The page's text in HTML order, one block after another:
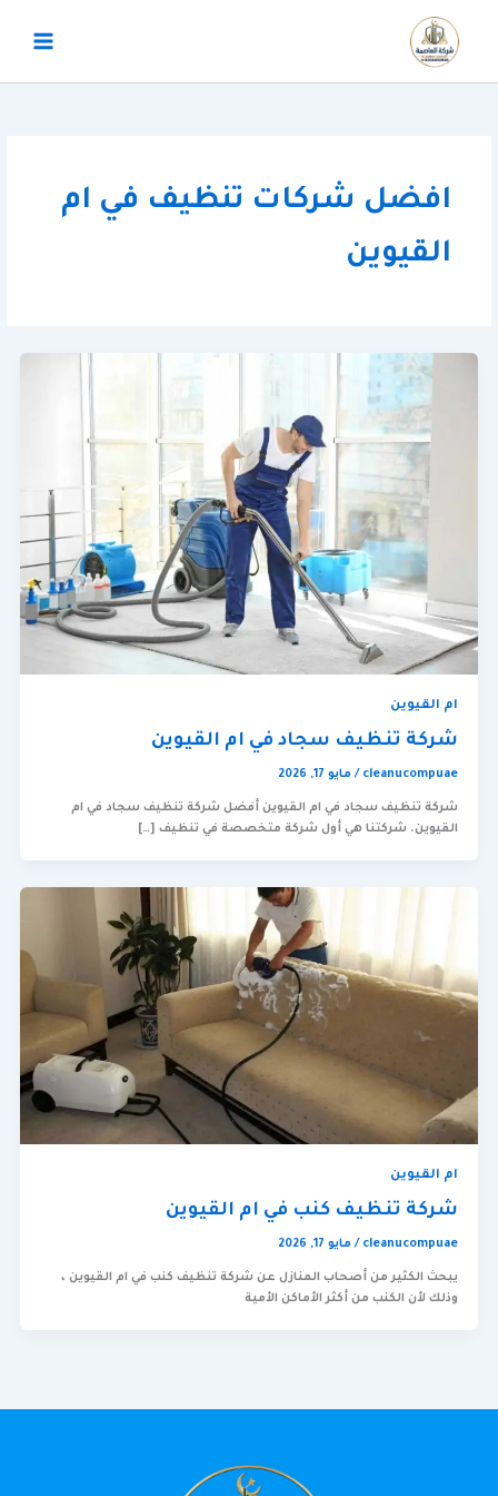
المحتوى
افضل شركات تنظيف في ام
القيوين
ام القيوين
شركة تنظيف سجاد في ام القيوين
cleanucompuae
/ مايو 17, 2026
شركة تنظيف سجاد في ام القيوين أفضل شركة تنظيف سجاد في ام
القيوين. شركتنا هي أول شركة متخصصة في تنظيف […]
ام القيوين
شركة تنظيف كنب في ام القيوين
cleanucompuae
/ مايو 17, 2026
يبحث الكثير من أصحاب المنازل عن شركة تنظيف كنب في ام القيوين ،
وذلك لأن الكنب من أكثر الأماكن الأمية